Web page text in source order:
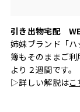
引き出物宅配
姉妹ブランド「
簿もそのままご
より２週間です。
▷詳しい解説はこ